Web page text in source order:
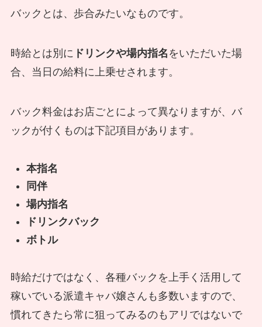
バックとは、歩合みたいなものです。
時給とは別に ドリンクや場内指名 をいただいた場
合、当日の給料に上乗せされます。
バック料金はお店ごとによって異なりますが、バ
ックが付くものは下記項目があります。
本指名
同伴
場内指名
ドリンクバック
ボトル
時給だけではなく、各種バックを上手く活用して
稼いでいる派遣キャバ嬢さんも多数いますので、
慣れてきたら常に狙ってみるのもアリではないで